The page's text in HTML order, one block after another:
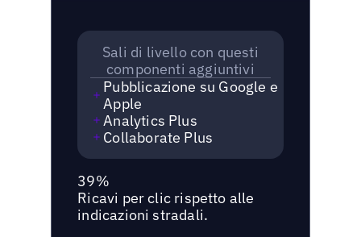
Sali di livello con questi
componenti aggiuntivi
Pubblicazione su Google e
Apple
Analytics Plus
Collaborate Plus
39%
Ricavi per clic rispetto alle
indicazioni stradali.